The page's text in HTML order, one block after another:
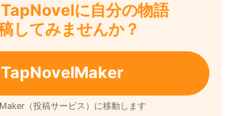
に自分の物語
してみませんか？
TapNovelMaker
（投稿サービス）に移動します